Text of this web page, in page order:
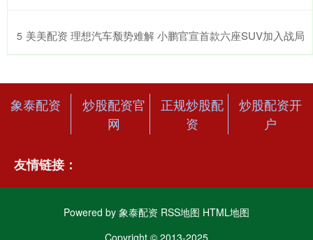
5 ​美美配资 理想汽车颓势难解 小鹏官宣首款六座SUV加入战局
象泰配资
炒股配资官
网
正规炒股配
资
炒股配资开
户
友情链接：
Powered by 象泰配资 RSS地图 HTML地图
Copyright © 2013-2025